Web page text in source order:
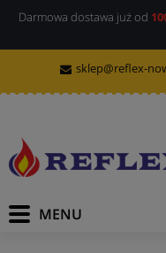
Darmowa dostawa już od
sklep@reflex-